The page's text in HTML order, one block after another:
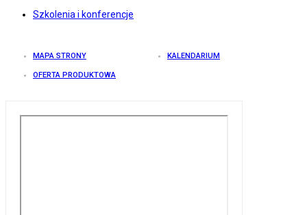
Szkolenia i konferencje
MAPA STRONY KALENDARIUM
OFERTA PRODUKTOWA